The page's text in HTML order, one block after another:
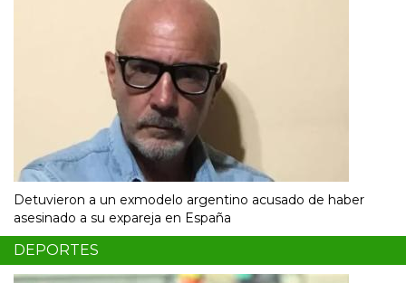
Detuvieron a un exmodelo argentino acusado de haber
asesinado a su expareja en España
DEPORTES